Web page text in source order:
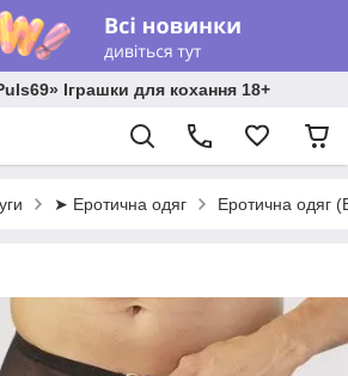
Іграшки для кохання 18+
➤ Еротична одяг Еротична одяг